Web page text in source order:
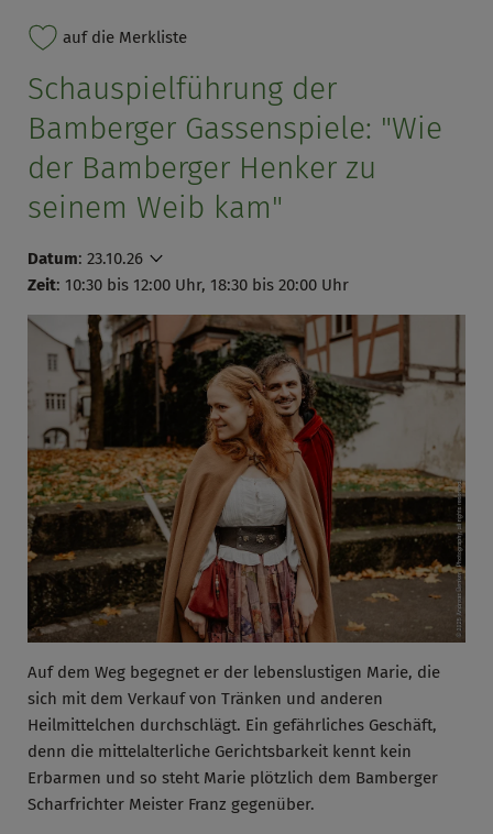
auf die Merkliste
Schauspielführung der
Bamberger Gassenspiele: "Wie
der Bamberger Henker zu
seinem Weib kam"
Datum: 23.10.26
Zeit: 10:30 bis 12:00 Uhr, 18:30 bis 20:00 Uhr
Auf dem Weg begegnet er der lebenslustigen Marie, die
sich mit dem Verkauf von Tränken und anderen
Heilmittelchen durchschlägt. Ein gefährliches Geschäft,
denn die mittelalterliche Gerichtsbarkeit kennt kein
Erbarmen und so steht Marie plötzlich dem Bamberger
Scharfrichter Meister Franz gegenüber.